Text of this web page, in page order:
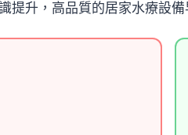
提升，高品質的居家水療設備